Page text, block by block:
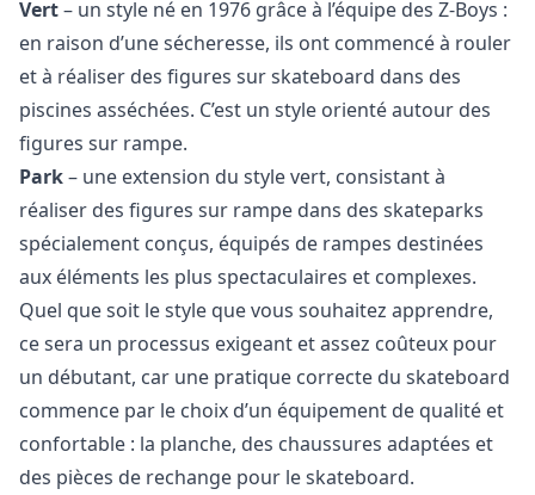
Vert– un style né en 1976 grâce à l’équipe des Z-Boys :
en raison d’une sécheresse, ils ont commencé à rouler
et à réaliser des figures sur skateboard dans des
piscines asséchées. C’est un style orienté autour des
figures sur rampe.
Park– une extension du style vert, consistant à
réaliser des figures sur rampe dans des skateparks
spécialement conçus, équipés de rampes destinées
aux éléments les plus spectaculaires et complexes.
Quel que soit le style que vous souhaitez apprendre,
ce sera un processus exigeant et assez coûteux pour
un débutant, car une pratique correcte du skateboard
commence par le choix d’un équipement de qualité et
confortable : la planche, des chaussures adaptées et
des pièces de rechange pour le skateboard.